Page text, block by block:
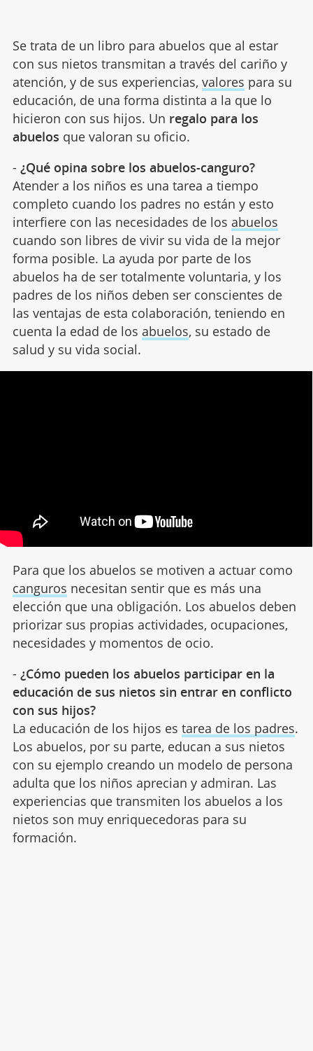
Se trata de un libro para abuelos que al estar
con sus nietos transmitan a través del cariño y
atención, y de sus experiencias, valores para su
educación, de una forma distinta a la que lo
hicieron con sus hijos. Un regalo para los
abuelos que valoran su oficio.
- ¿Qué opina sobre los abuelos-canguro?
Atender a los niños es una tarea a tiempo
completo cuando los padres no están y esto
interfiere con las necesidades de los abuelos
cuando son libres de vivir su vida de la mejor
forma posible. La ayuda por parte de los
abuelos ha de ser totalmente voluntaria, y los
padres de los niños deben ser conscientes de
las ventajas de esta colaboración, teniendo en
cuenta la edad de los abuelos, su estado de
salud y su vida social.
Para que los abuelos se motiven a actuar como
canguros necesitan sentir que es más una
elección que una obligación. Los abuelos deben
priorizar sus propias actividades, ocupaciones,
necesidades y momentos de ocio.
- ¿Cómo pueden los abuelos participar en la
educación de sus nietos sin entrar en conflicto
con sus hijos?
La educación de los hijos es tarea de los padres.
Los abuelos, por su parte, educan a sus nietos
con su ejemplo creando un modelo de persona
adulta que los niños aprecian y admiran. Las
experiencias que transmiten los abuelos a los
nietos son muy enriquecedoras para su
formación.